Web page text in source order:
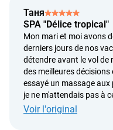
Таня
SPA "Délice tropical"
Mon mari et moi avons
derniers jours de nos
détendre avant le vol de
des meilleures
essayé un massage
je ne m'attendais pas à
massage classique.
Voir l'original